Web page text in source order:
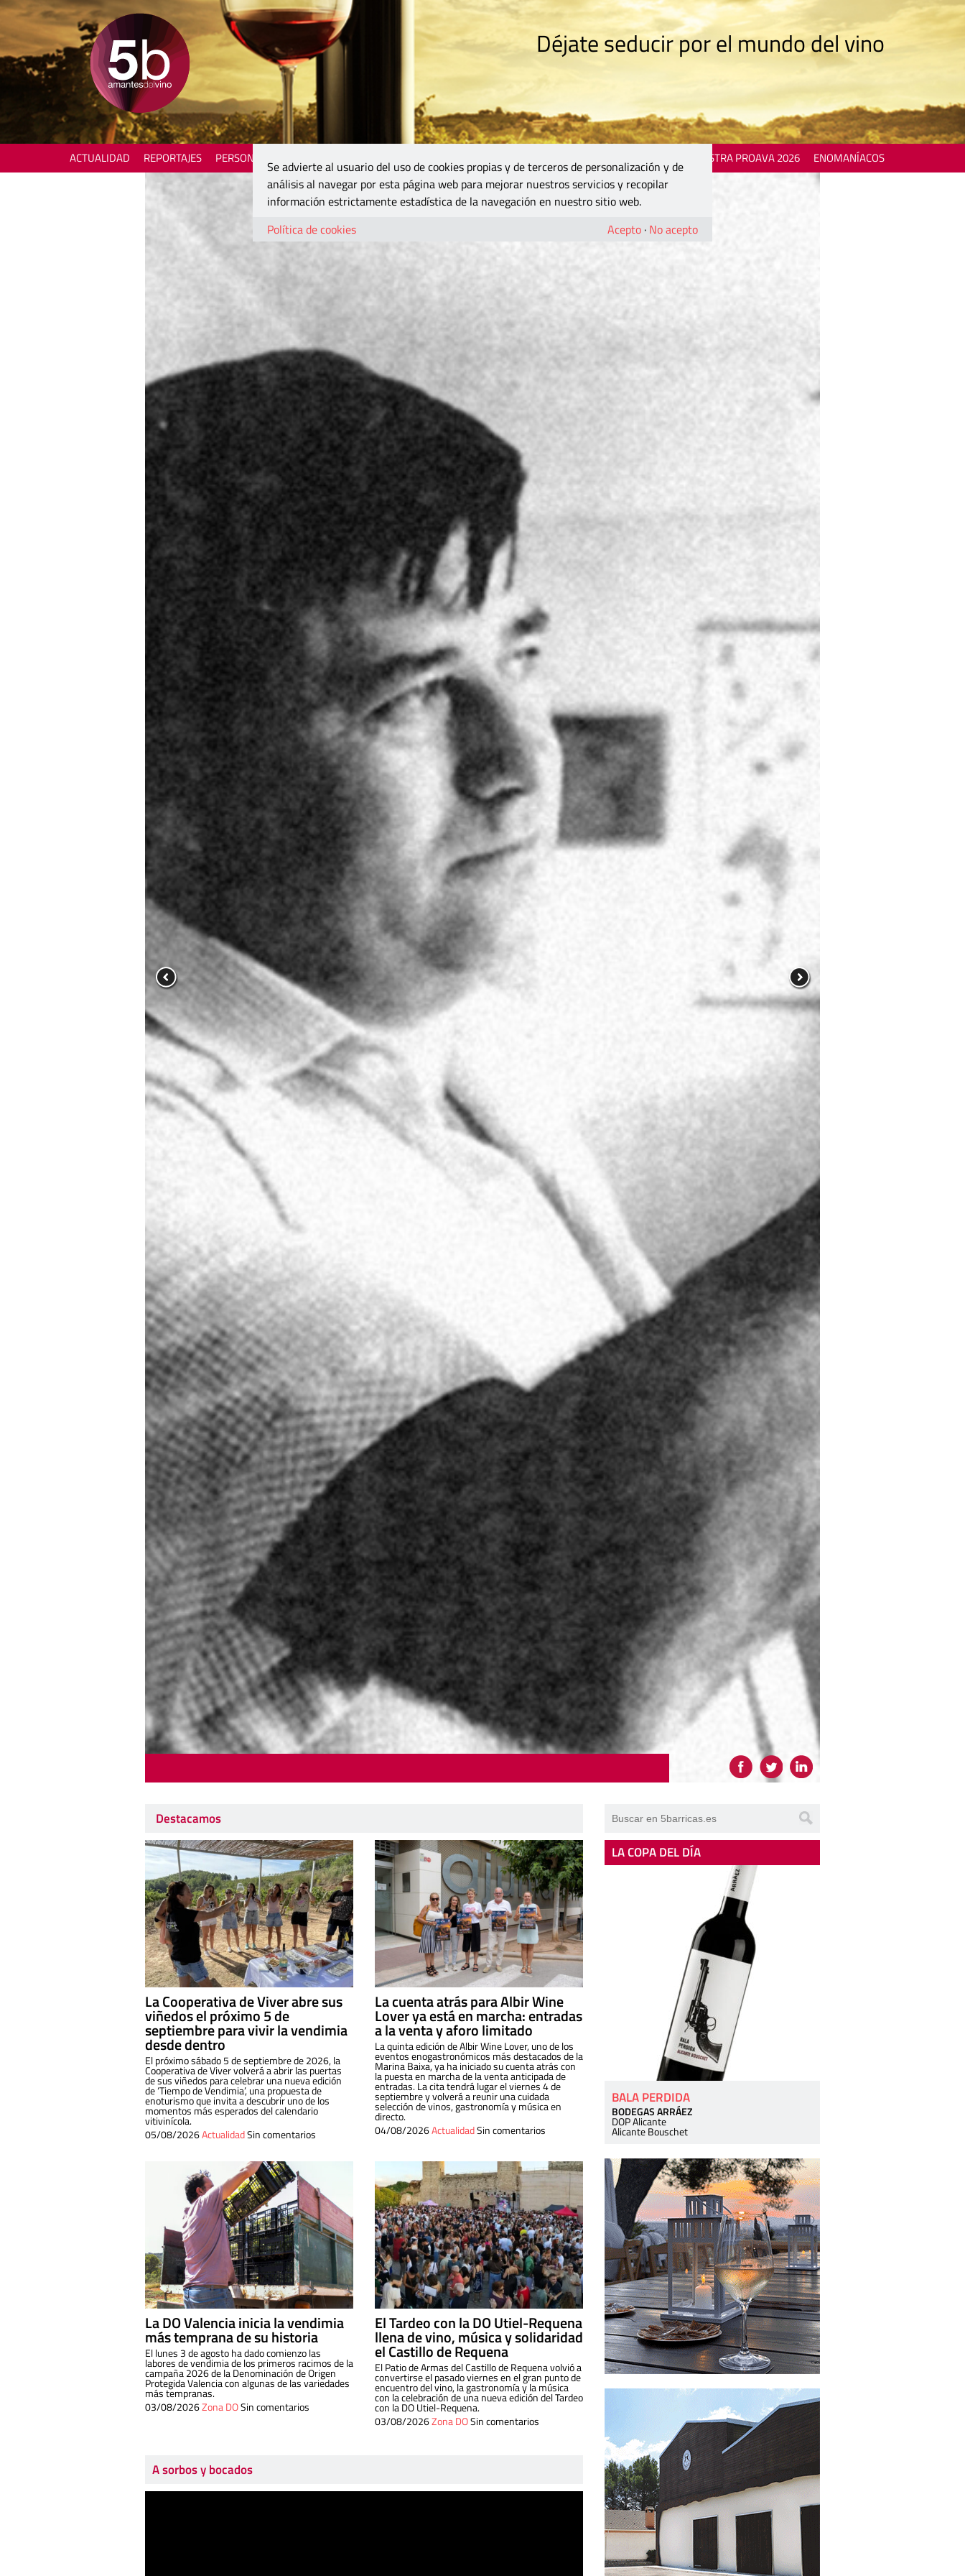
Déjate seducir por el mundo del vino
ACTUALIDAD REPORTAJES PERSONAJES MOSTRA PROAVA 2026 ENOMANÍACOS
Destacamos
La Cooperativa de Viver abre sus
viñedos el próximo 5 de
septiembre para vivir la vendimia
desde dentro
El próximo sábado 5 de septiembre de 2026, la
Cooperativa de Viver volverá a abrir las puertas
de sus viñedos para celebrar una nueva edición
de ‘Tiempo de Vendimia’, una propuesta de
enoturismo que invita a descubrir uno de los
momentos más esperados del calendario
vitivinícola.
05/08/2026ActualidadSin comentarios
La cuenta atrás para Albir Wine
Lover ya está en marcha: entradas
a la venta y aforo limitado
La quinta edición de Albir Wine Lover, uno de los
eventos enogastronómicos más destacados de la
Marina Baixa, ya ha iniciado su cuenta atrás con
la puesta en marcha de la venta anticipada de
entradas. La cita tendrá lugar el viernes 4 de
septiembre y volverá a reunir una cuidada
selección de vinos, gastronomía y música en
directo.
04/08/2026ActualidadSin comentarios
La DO Valencia inicia la vendimia
más temprana de su historia
El lunes 3 de agosto ha dado comienzo las
labores de vendimia de los primeros racimos de la
campaña 2026 de la Denominación de Origen
Protegida Valencia con algunas de las variedades
más tempranas.
03/08/2026Zona DOSin comentarios
El Tardeo con la DO Utiel-Requena
llena de vino, música y solidaridad
el Castillo de Requena
El Patio de Armas del Castillo de Requena volvió a
convertirse el pasado viernes en el gran punto de
encuentro del vino, la gastronomía y la música
con la celebración de una nueva edición del Tardeo
con la DO Utiel-Requena.
03/08/2026Zona DOSin comentarios
A sorbos y bocados
LA COPA DEL DÍA
BALA PERDIDA
BODEGAS ARRÁEZ
DOP Alicante
Alicante Bouschet
Se advierte al usuario del uso de cookies propias y de terceros de personalización y de
análisis al navegar por esta página web para mejorar nuestros servicios y recopilar
información estrictamente estadística de la navegación en nuestro sitio web.
Política de cookies
Acepto · No acepto